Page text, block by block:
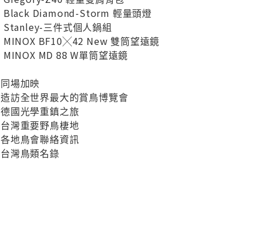
Black Diamond-Storm 輕量頭燈
Stanley-三件式個人鍋組
MINOX BF10╳42 New 雙筒望遠鏡
MINOX MD 88 W單筒望遠鏡
同場加映
造訪全世界最大的賞鳥博覽會
德國光學重鎮之旅
台灣重要野鳥棲地
各地鳥會聯絡資訊
台灣鳥類名錄